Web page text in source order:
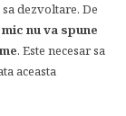
dezvoltare. De
nu va spune
. Este necesar sa
aceasta